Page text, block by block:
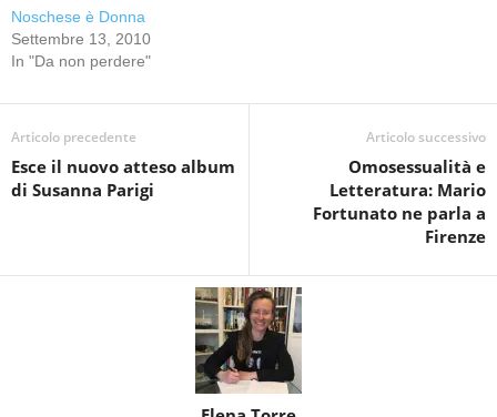
Noschese è Donna
Settembre 13, 2010
In "Da non perdere"
Articolo precedente
Esce il nuovo atteso album
di Susanna Parigi
Articolo successivo
Omosessualità e
Letteratura: Mario
Fortunato ne parla a
Firenze